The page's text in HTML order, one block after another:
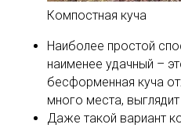
Компостная куча
Наиболее простой
наименее удачный –
бесформенная куча
много места,
Даже такой вариант